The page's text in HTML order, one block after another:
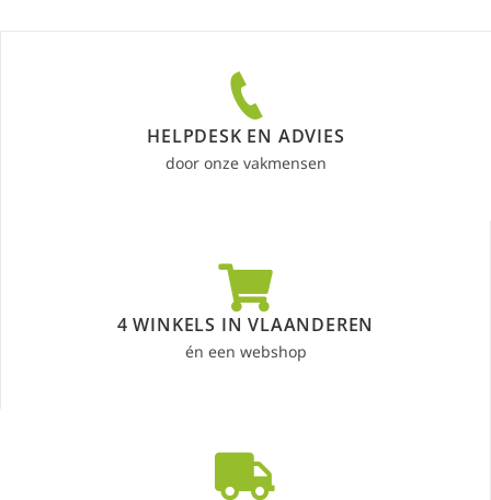
HELPDESK EN ADVIES
door onze vakmensen
4 WINKELS IN VLAANDEREN
én een webshop